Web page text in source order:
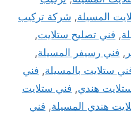
المسيلة, شركة تركيب
, فني تصليح ستلايت,
, فني رسيفر المسيلة,
ستلايت بالمسيلة, فني
هندي, فني ستلايت
هندي المسيلة, فني